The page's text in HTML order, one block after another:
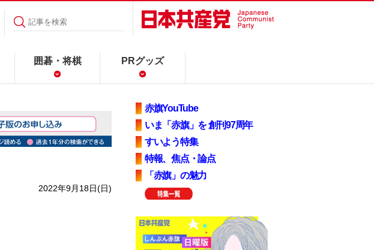
囲碁・将棋 PRグッズ
2022年9月18日(日)
赤旗YouTube
いま「赤旗」を 創刊97周年
すいよう特集
特報、焦点・論点
「赤旗」の魅力